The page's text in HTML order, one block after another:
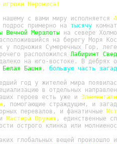
игроки Нерониса!
нашему с вами миру исполняется 4
примерно на тысячу
Вечной Мерзлоты на севере
на берегу Моря
у подножия Сумеречных Гор,
расположился Лабиринт
на юго-востоке. В дебрях
Белая Башня , большую часть
год у жителей мира
в отдельных
героев есть уже и
, помогающие страждущим, и
перевалов, и фанатичные
Мастера Оружия , единственные
острого клинка или
глобальных вещей